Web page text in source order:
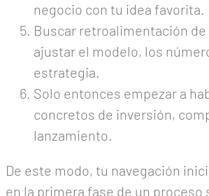
negocio con tu idea favorita.
Buscar retroalimentación
ajustar el modelo, los
estrategia.
Solo entonces empezar a
concretos de inversión,
lanzamiento.
De este modo, tu navegación
en la primera fase de un proceso